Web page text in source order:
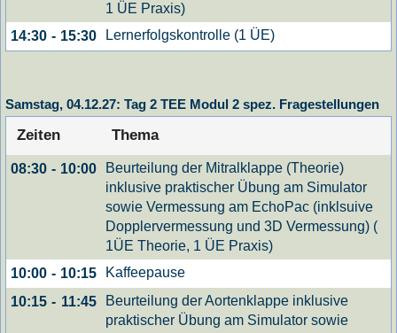
1 ÜE Praxis)
14:30 - 15:30 Lernerfolgskontrolle (1 ÜE)
Samstag, 04.12.27: Tag 2 TEE Modul 2 spez. Fragestellungen
Zeiten Thema
08:30 - 10:00
Beurteilung der Mitralklappe (Theorie)
inklusive praktischer Übung am Simulator
sowie Vermessung am EchoPac (inklsuive
Dopplervermessung und 3D Vermessung) (
1ÜE Theorie, 1 ÜE Praxis)
10:00 - 10:15
Kaffeepause
10:15 - 11:45
Beurteilung der Aortenklappe inklusive
praktischer Übung am Simulator sowie